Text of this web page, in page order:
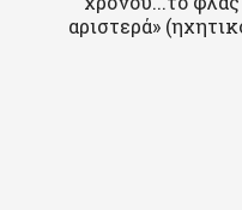
αριστερά»